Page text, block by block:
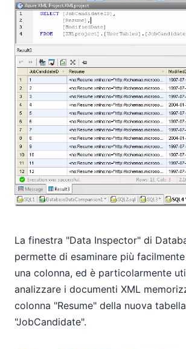
La finestra "Data Inspector" di
permette di esaminare più
una colonna, ed è particolarmente
analizzare i documenti XML
colonna "Resume" della nuova tabella
"JobCandidate".